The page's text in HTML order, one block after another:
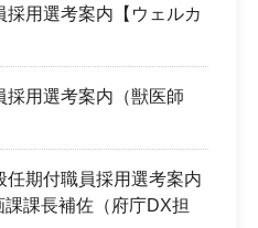
用選考案内【ウェルカ
採用選考案内（獣医師
任期付職員採用選考案内
課課長補佐（府庁DX担